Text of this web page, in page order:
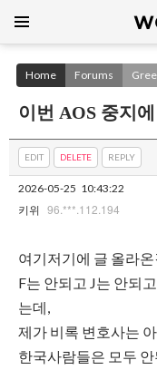
CONTENT
Home Forums
이번 AOS 중지
EDIT DELETE REPLY
2026-05-25 10:43:22
키위 96.***.112.194
여기저기에 글 올라
F는 안되고 J는 안되
는데,
제가 비록 변호사는
한국사람들은 모두